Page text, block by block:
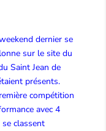
dernier se
sur le site du
Saint Jean de
présents.
compétition
avec 4
classent